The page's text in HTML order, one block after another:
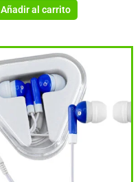
Añadir al carrito